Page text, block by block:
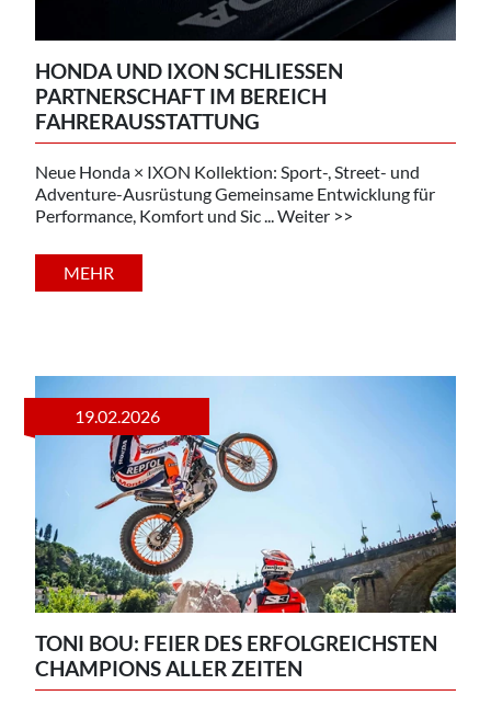
HONDA UND IXON SCHLIESSEN P
ARTNERSCHAFT IM BEREICH F
AHRERAUSSTATTUNG
Neue Honda × IXON Kollektion: Sport-, Street- und
Adventure-Ausrüstung Gemeinsame Entwicklung für
Performance, Komfort und Sic ... Weiter >>
MEHR
19.02.2026
TONI BOU: FEIER DES ERFOLGREICHSTEN
CHAMPIONS ALLER ZEITEN